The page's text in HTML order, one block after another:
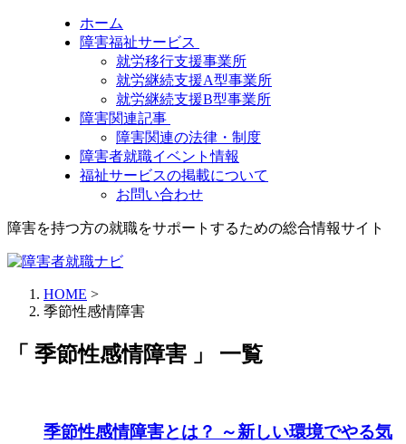
ホーム
障害福祉サービス
就労移行支援事業所
就労継続支援A型事業所
就労継続支援B型事業所
障害関連記事
障害関連の法律・制度
障害者就職イベント情報
福祉サービスの掲載について
お問い合わせ
障害を持つ方の就職をサポートするための総合情報サイト
HOME >
季節性感情障害
「 季節性感情障害 」 一覧
季節性感情障害とは？ ～新しい環境でやる気